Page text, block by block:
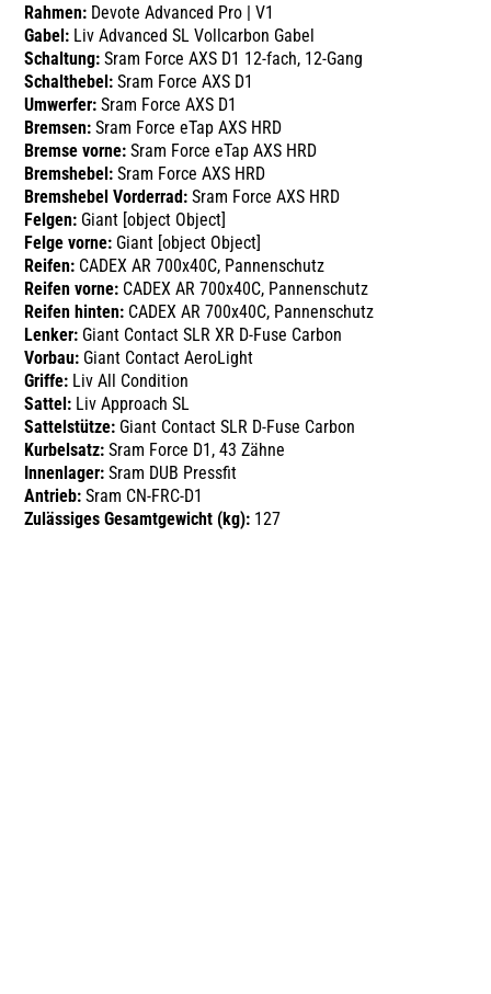
Rahmen: Devote Advanced Pro | V1
Gabel: Liv Advanced SL Vollcarbon Gabel
Schaltung: Sram Force AXS D1 12-fach, 12-Gang
Schalthebel: Sram Force AXS D1
Umwerfer: Sram Force AXS D1
Bremsen: Sram Force eTap AXS HRD
Bremse vorne: Sram Force eTap AXS HRD
Bremshebel: Sram Force AXS HRD
Bremshebel Vorderrad: Sram Force AXS HRD
Felgen: Giant [object Object]
Felge vorne: Giant [object Object]
Reifen: CADEX AR 700x40C, Pannenschutz
Reifen vorne: CADEX AR 700x40C, Pannenschutz
Reifen hinten: CADEX AR 700x40C, Pannenschutz
Lenker: Giant Contact SLR XR D-Fuse Carbon
Vorbau: Giant Contact AeroLight
Griffe: Liv All Condition
Sattel: Liv Approach SL
Sattelstütze: Giant Contact SLR D-Fuse Carbon
Kurbelsatz: Sram Force D1, 43 Zähne
Innenlager: Sram DUB Pressfit
Antrieb: Sram CN-FRC-D1
Zulässiges Gesamtgewicht (kg): 127